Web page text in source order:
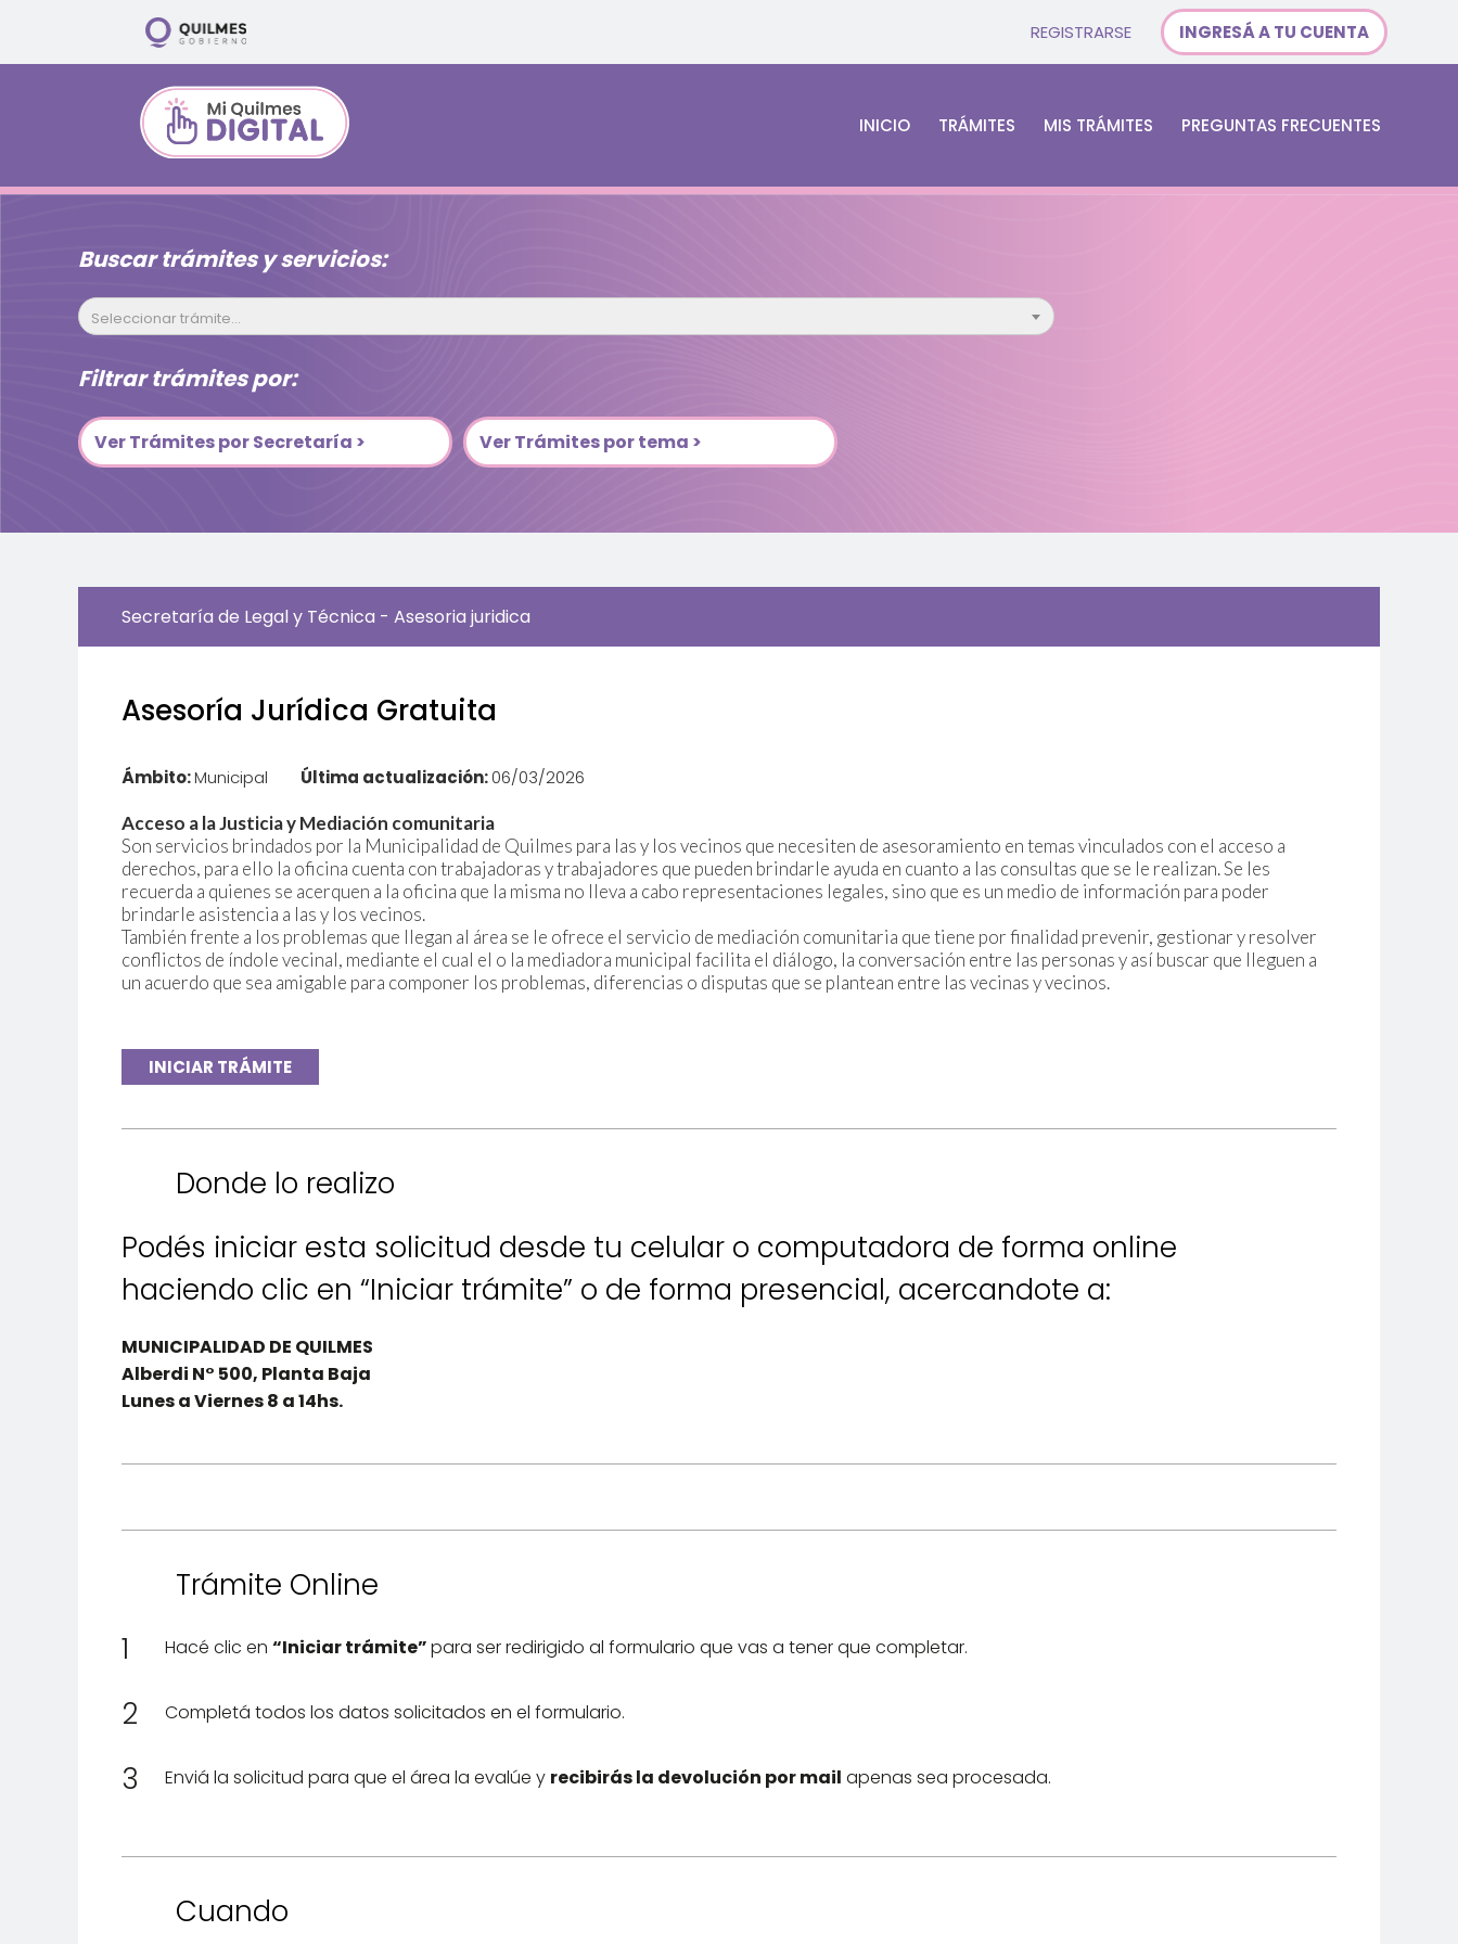
REGISTRARSE INGRESÁ A TU CUENTA
INICIO TRÁMITES MIS TRÁMITES PREGUNTAS FRECUENTES
Buscar trámites y servicios:
Seleccionar trámite...
Filtrar trámites por:
Ver Trámites por Secretaría > Ver Trámites por tema >
Secretaría de Legal y Técnica - Asesoria juridica
Asesoría Jurídica Gratuita
Ámbito:Municipal Última actualización:06/03/2026
Acceso a la Justicia y Mediación comunitaria
Son servicios brindados por la Municipalidad de Quilmes para las y los vecinos que necesiten de asesoramiento en temas vinculados con el acceso a
derechos, para ello la oficina cuenta con trabajadoras y trabajadores que pueden brindarle ayuda en cuanto a las consultas que se le realizan. Se les
recuerda a quienes se acerquen a la oficina que la misma no lleva a cabo representaciones legales, sino que es un medio de información para poder
brindarle asistencia a las y los vecinos.
También frente a los problemas que llegan al área se le ofrece el servicio de mediación comunitaria que tiene por finalidad prevenir, gestionar y resolver
conflictos de índole vecinal, mediante el cual el o la mediadora municipal facilita el diálogo, la conversación entre las personas y así buscar que lleguen a
un acuerdo que sea amigable para componer los problemas, diferencias o disputas que se plantean entre las vecinas y vecinos.
INICIAR TRÁMITE
Donde lo realizo
Podés iniciar esta solicitud desde tu celular o computadora de forma online
haciendo clic en “Iniciar trámite” o de forma presencial, acercandote a:
MUNICIPALIDAD DE QUILMES
Alberdi N° 500, Planta Baja
Lunes a Viernes 8 a 14hs.
Trámite Online
1
Hacé clic en “Iniciar trámite”para ser redirigido al formulario que vas a tener que completar.
2 Completá todos los datos solicitados en el formulario.
3 Enviá la solicitud para que el área la evalúe y recibirás la devolución por mail apenas sea procesada.
Cuando